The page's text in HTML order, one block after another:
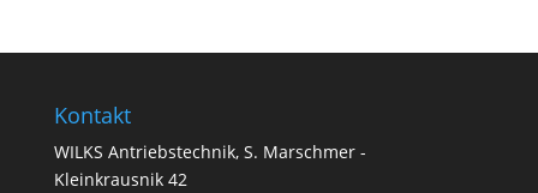
Kontakt
WILKS Antriebstechnik, S. Marschmer -
Kleinkrausnik 42